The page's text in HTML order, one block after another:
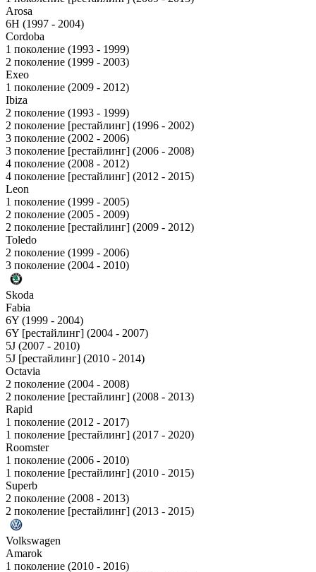
Arosa
6H (1997 - 2004)
Cordoba
1 поколение (1993 - 1999)
2 поколение (1999 - 2003)
Exeo
1 поколение (2009 - 2012)
Ibiza
2 поколение (1993 - 1999)
2 поколение [рестайлинг] (1996 - 2002)
3 поколение (2002 - 2006)
3 поколение [рестайлинг] (2006 - 2008)
4 поколение (2008 - 2012)
4 поколение [рестайлинг] (2012 - 2015)
Leon
1 поколение (1999 - 2005)
2 поколение (2005 - 2009)
2 поколение [рестайлинг] (2009 - 2012)
Toledo
2 поколение (1999 - 2006)
3 поколение (2004 - 2010)
Skoda
Fabia
6Y (1999 - 2004)
6Y [рестайлинг] (2004 - 2007)
5J (2007 - 2010)
5J [рестайлинг] (2010 - 2014)
Octavia
2 поколение (2004 - 2008)
2 поколение [рестайлинг] (2008 - 2013)
Rapid
1 поколение (2012 - 2017)
1 поколение [рестайлинг] (2017 - 2020)
Roomster
1 поколение (2006 - 2010)
1 поколение [рестайлинг] (2010 - 2015)
Superb
2 поколение (2008 - 2013)
2 поколение [рестайлинг] (2013 - 2015)
Volkswagen
Amarok
1 поколение (2010 - 2016)